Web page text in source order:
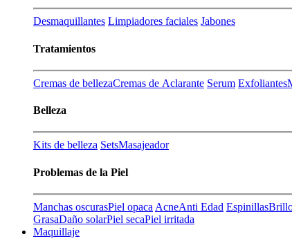
Desmaquillantes Limpiadores faciales Jabones
Tratamientos
Cremas de bellezaCremas de Aclarante Serum Exfoliantes
Belleza
Kits de belleza SetsMasajeador
Problemas de la Piel
Manchas oscurasPiel opaca AcneAnti Edad Espinillas
GrasaDaño solarPiel secaPiel irritada
Maquillaje